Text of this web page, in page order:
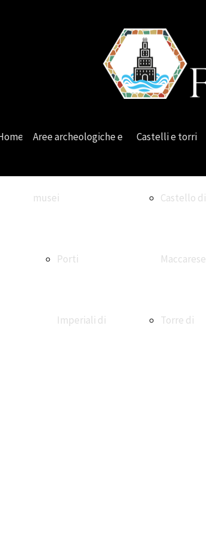
Aree archeologiche e
musei
Porti
Imperiali di
Castelli e torri
Castello di
Maccarese
Torre di